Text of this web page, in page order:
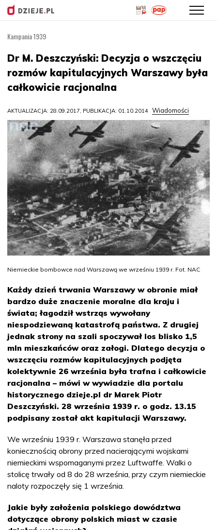
treści
Kampania 1939
Dr M. Deszczyński: Decyzja o wszczęciu
rozmów kapitulacyjnych Warszawy była
całkowicie racjonalna
AKTUALIZACJA: 28.09.2017, PUBLIKACJA: 01.10.2014 Wiadomości
Niemieckie bombowce nad Warszawą we wrześniu 1939 r. Fot. NAC
Każdy dzień trwania Warszawy w obronie miał
bardzo duże znaczenie moralne dla kraju i
świata; łagodził wstrząs wywołany
niespodziewaną katastrofą państwa. Z drugiej
jednak strony na szali spoczywał los blisko 1,5
mln mieszkańców oraz załogi. Dlatego decyzja o
wszczęciu rozmów kapitulacyjnych podjęta
kolektywnie 26 września była trafna i całkowicie
racjonalna – mówi w wywiadzie dla portalu
historycznego dzieje.pl dr Marek Piotr
Deszczyński. 28 września 1939 r. o godz. 13.15
podpisany został akt kapitulacji Warszawy.
We wrześniu 1939 r. Warszawa stanęła przed
koniecznością obrony przed nacierającymi wojskami
niemieckimi wspomaganymi przez Luftwaffe. Walki o
stolicę trwały od 8 do 28 września, przy czym niemieckie
naloty rozpoczęły się 1 września.
Jakie były założenia polskiego dowództwa
dotyczące obrony polskich miast w czasie